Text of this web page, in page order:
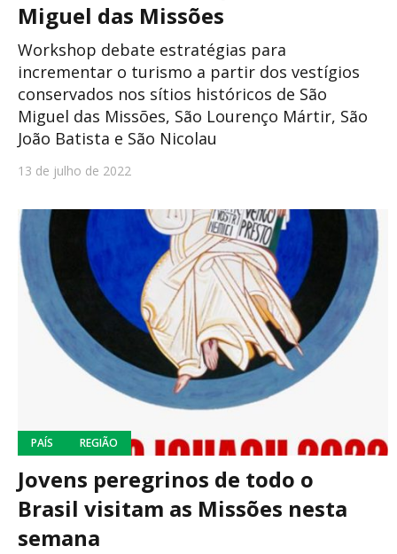
Miguel das Missões
Workshop debate estratégias para
incrementar o turismo a partir dos vestígios
conservados nos sítios históricos de São
Miguel das Missões, São Lourenço Mártir, São
João Batista e São Nicolau
13 de julho de 2022
PAÍS REGIÃO
Jovens peregrinos de todo o
Brasil visitam as Missões nesta
semana